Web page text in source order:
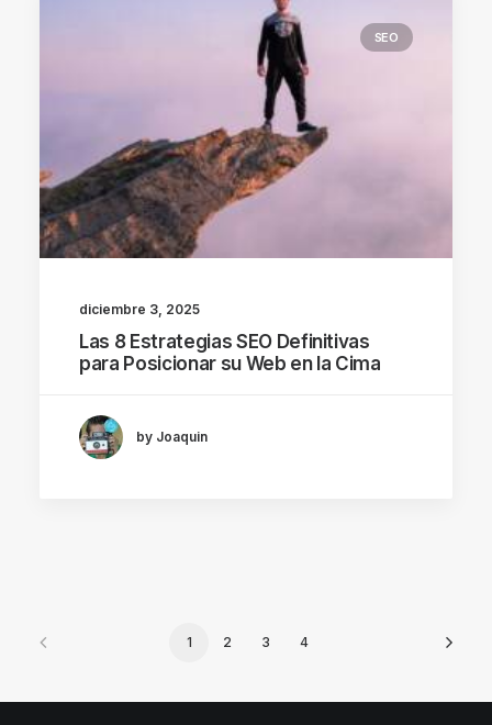
SEO
diciembre 3, 2025
Las 8 Estrategias SEO Definitivas
para Posicionar su Web en la Cima
by Joaquin
1 2 3 4